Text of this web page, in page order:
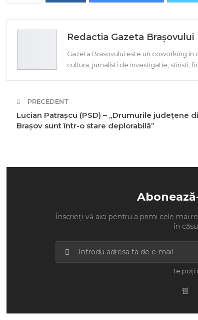
Redactia Gazeta Brașovului
Gazeta Brasovului este un coworking
cultura, jurnalisti de investigatie, stiristi,
PRECEDENT
Lucian Patrașcu (PSD) – „Drumurile județene
Brașov sunt într-o stare deplorabilă”
Înscrieți-vă aici pentru a primi cele mai
în
Te poți